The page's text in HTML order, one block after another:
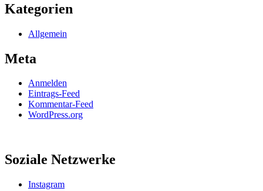
Kategorien
Allgemein
Meta
Anmelden
Eintrags-Feed
Kommentar-Feed
WordPress.org
Soziale Netzwerke
Instagram